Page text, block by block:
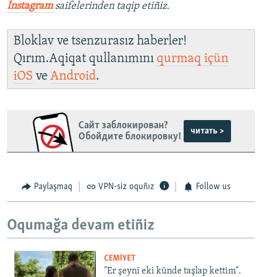
İnstagram saifelerinden taqip etiñiz.
Bloklav ve tsenzurasız haberler!
Qırım.Aqiqat qullanımını qurmaq içün
iOS ve Android.
Сайт заблокирован?
Обойдите блокировку!
читать >
Paylaşmaq VPN-siz oquñız Follow us
Oqumağa devam etiñiz
CEMİYET
"Er şeyni eki künde taşlap kettim".